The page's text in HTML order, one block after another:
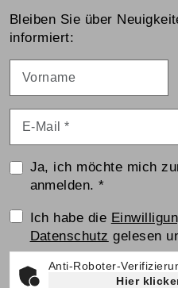
Bleiben Sie über
informiert:
Ja, ich möchte mich
anmelden.*
Einwilligungserklärung
Ich habe die
Datenschutz gelesen
Anti-Roboter-
Hier